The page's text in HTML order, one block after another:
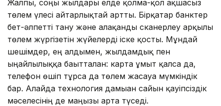
Жалпы, соңғы жылдары елде қолма-қол ақшасыз
төлем үлесі айтарлықтай артты. Бірқатар банктер
бет-әлпетті тану және алақанды сканерлеу арқылы
төлем жүргізетін жүйелерді іске қосты. Мұндай
шешімдер, ең алдымен, жылдамдық пен
ыңғайлылыққа бағытталған: карта ұмыт қалса да,
телефон өшіп тұрса да төлем жасауға мүмкіндік
бар. Алайда технология дамыған сайын қауіпсіздік
мәселесінің де маңызы арта түседі.